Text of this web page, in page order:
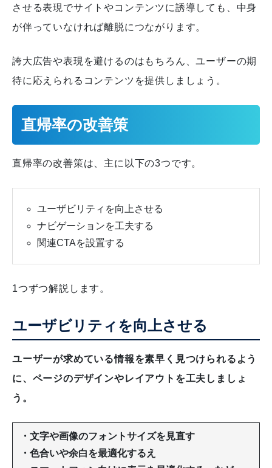
させる表現でサイトやコンテンツに誘導しても、中身
が伴っていなければ離脱につながります。
誇大広告や表現を避けるのはもちろん、ユーザーの期
待に応えられるコンテンツを提供しましょう。
直帰率の改善策
直帰率の改善策は、主に以下の3つです。
ユーザビリティを向上させる
ナビゲーションを工夫する
関連CTAを設置する
1つずつ解説します。
ユーザビリティを向上させる
ユーザーが求めている情報を素早く見つけられるよう
に、ページのデザインやレイアウトを工夫しましょ
う。
・文字や画像のフォントサイズを見直す
・色合いや余白を最適化するえ